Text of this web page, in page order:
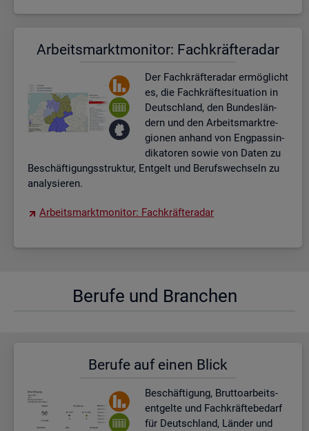
Ar­beits­markt­mo­ni­tor: Fach­kräf­te­ra­dar
Der Fach­kräf­te­ra­dar er­mög­licht
es, die Fach­kräf­te­si­tua­ti­on in
Deutsch­land, den Bun­des­län­
dern und den Ar­beits­markt­re­
gio­nen an­hand von Eng­pas­sin­
di­ka­to­ren sowie von Daten zu
Be­schäf­ti­gungs­struk­tur, Ent­gelt und Be­rufs­wech­seln zu
ana­ly­sie­ren.
Ar­beits­markt­mo­ni­tor: Fach­kräf­te­ra­dar
Be­ru­fe und Bran­chen
Be­ru­fe auf einen Blick
Be­schäf­ti­gung, Brut­to­ar­beits­
ent­gel­te und Fach­kräf­te­be­darf
für Deutsch­land, Län­der und